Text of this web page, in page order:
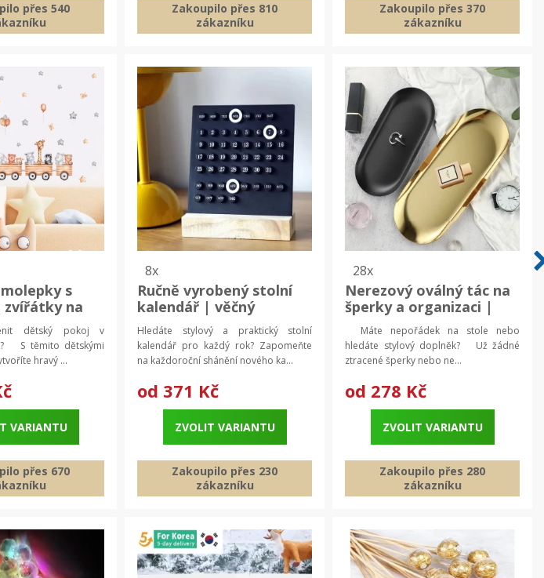
přes 540
Zakoupilo přes 810
zákazníku
Zakoupilo přes 370
zákazníku
s
zvířátky na
na zeď,
dětský pokoj v
S těmito dětskými
hravý ...
VARIANTU
přes 670
8x
Ručně vyrobený stolní
kalendář | věčný
kalendář, domácí
dekorace
Hledáte stylový a praktický stolní
kalendář pro každý rok? Zapomeňte
na každoroční shánění nového ka...
od 371 Kč
ZVOLIT VARIANTU
Zakoupilo přes 230
zákazníku
28x
Nerezový oválný tác na
šperky a organizaci |
šperkovnice, stolní
organizér
Máte nepořádek na stole nebo
hledáte stylový doplněk? Už žádné
ztracené šperky nebo ne...
od 278 Kč
ZVOLIT VARIANTU
Zakoupilo přes 280
zákazníku